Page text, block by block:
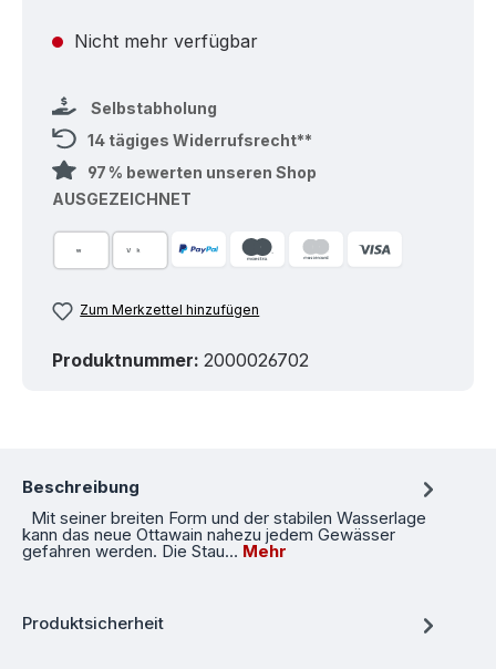
Nicht mehr verfügbar
Selbstabholung
14 tägiges Widerrufsrecht**
97 % bewerten unseren Shop
AUSGEZEICHNET
Zum Merkzettel hinzufügen
Produktnummer: 2000026702
Beschreibung
Mit seiner breiten Form und der stabilen Wasserlage
kann das neue Ottawain nahezu jedem Gewässer
gefahren werden. Die Stau… Mehr
Produktsicherheit